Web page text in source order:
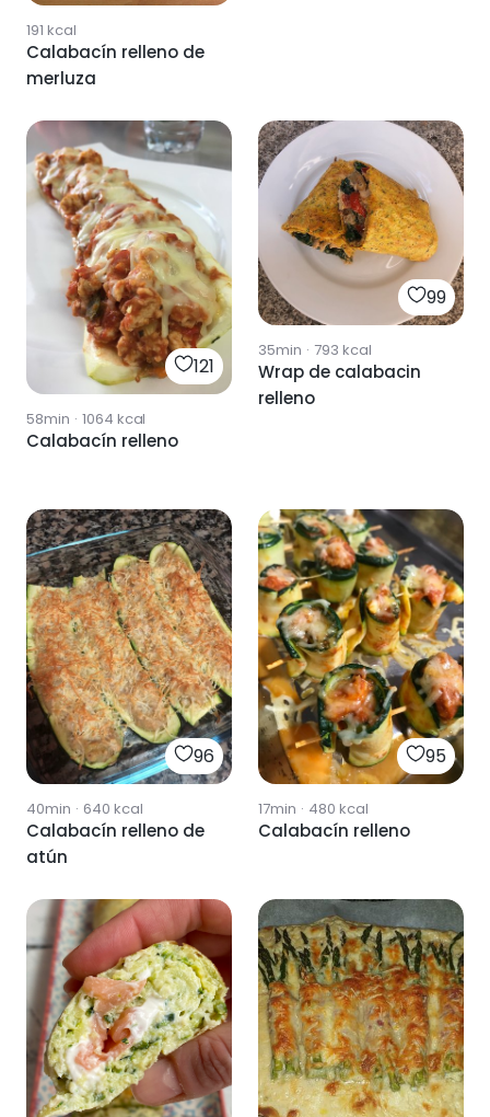
191 kcal
Calabacín relleno de
merluza
121
58min · 1064 kcal
Calabacín relleno
99
35min · 793 kcal
Wrap de calabacin
relleno
96
40min · 640 kcal
Calabacín relleno de
atún
95
17min · 480 kcal
Calabacín relleno